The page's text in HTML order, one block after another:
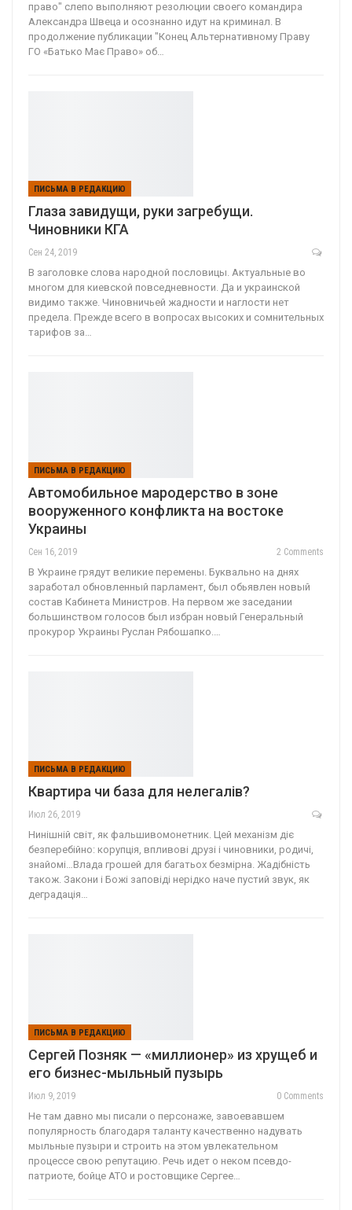
право" слепо выполняют резолюции своего командира
Александра Швеца и осознанно идут на криминал. В
продолжение публикации "Конец Альтернативному Праву
ГО «Батько Має Право» об…
ПИСЬМА В РЕДАКЦИЮ
Глаза завидущи, руки загребущи.
Чиновники КГА
Сен 24, 2019
В заголовке слова народной пословицы. Актуальные во
многом для киевской повседневности. Да и украинской
видимо также. Чиновничьей жадности и наглости нет
предела. Прежде всего в вопросах высоких и сомнительных
тарифов за…
ПИСЬМА В РЕДАКЦИЮ
Автомобильное мародерство в зоне
вооруженного конфликта на востоке
Украины
Сен 16, 2019 2 Comments
В Украине грядут великие перемены. Буквально на днях
заработал обновленный парламент, был обьявлен новый
состав Кабинета Министров. На первом же заседании
большинством голосов был избран новый Генеральный
прокурор Украины Руслан Рябошапко.…
ПИСЬМА В РЕДАКЦИЮ
Квартира чи база для нелегалiв?
Июл 26, 2019
Нинішній світ, як фальшивомонетник. Цей механізм діє
безперебійно: корупція, впливові друзі і чиновники, родичі,
знайомі…Влада грошей для багатьох безмірна. Жадібність
також. Закони і Божі заповіді нерідко наче пустий звук, як
деградація…
ПИСЬМА В РЕДАКЦИЮ
Сергей Позняк — «миллионер» из хрущеб и
его бизнес-мыльный пузырь
Июл 9, 2019 0 Comments
Не там давно мы писали о персонаже, завоевавшем
популярность благодаря таланту качественно надувать
мыльные пузыри и строить на этом увлекательном
процессе свою репутацию. Речь идет о неком псевдо-
патриоте, бойце АТО и ростовщике Сергее…